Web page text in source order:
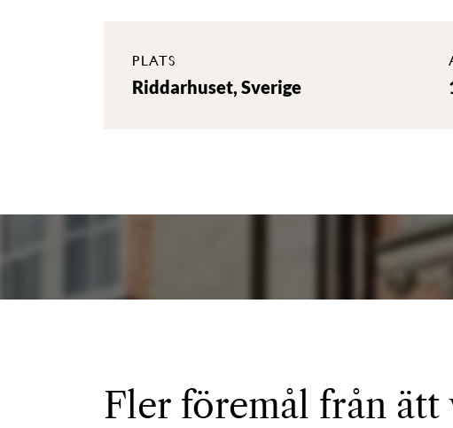
PLATS
Riddarhuset, Sverige
Fler föremål från ätt